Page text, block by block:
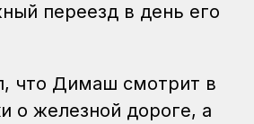
переезд в день его
что Димаш смотрит в
о железной дороге, а